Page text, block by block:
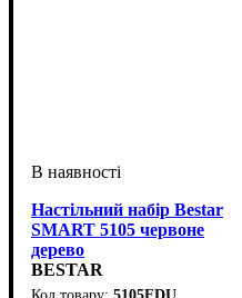
Настільний набір Bestar
SMART 5105 червоне
дерево
BESTAR